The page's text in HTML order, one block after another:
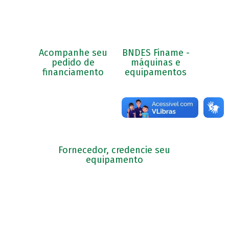
Acompanhe seu
pedido de
financiamento
BNDES Finame -
máquinas e
equipamentos
Fornecedor, credencie seu
equipamento